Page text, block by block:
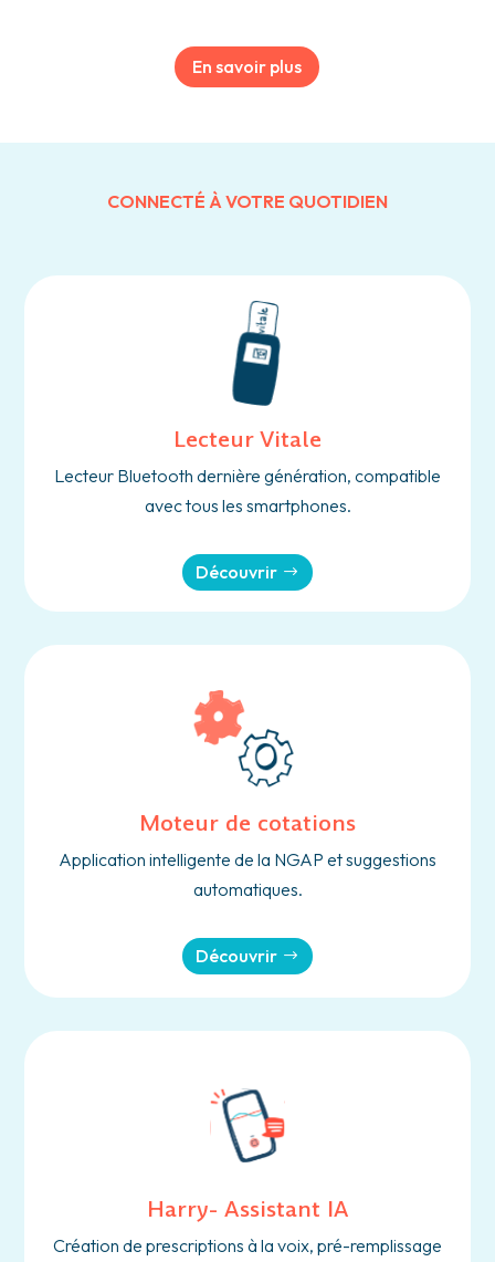
En savoir plus
CONNECTÉ À VOTRE QUOTIDIEN
Lecteur Vitale
Lecteur Bluetooth dernière génération, compatible
avec tous les smartphones.
Découvrir
Moteur de cotations
Application intelligente de la NGAP et suggestions
automatiques.
Découvrir
Harry- Assistant IA
Création de prescriptions à la voix, pré-remplissage